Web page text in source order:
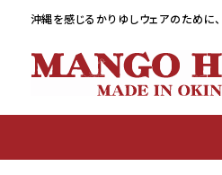
沖縄を感じるかりゆしウェアのために、